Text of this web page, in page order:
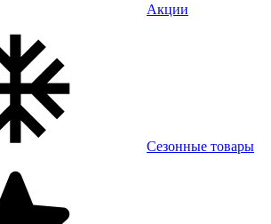
Акции
Сезонные товары